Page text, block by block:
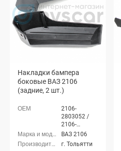
Накладки бампера
боковые ВАЗ 2106
(задние, 2 шт.)
2106-
2803052 /
2106-
2803053
ВАЗ 2106
г. Тольятти